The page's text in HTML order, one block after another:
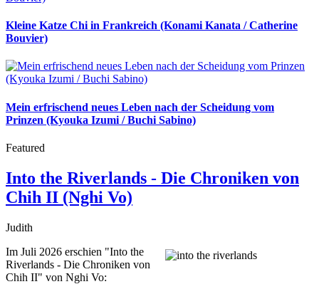
Kleine Katze Chi in Frankreich (Konami Kanata / Catherine
Bouvier)
Mein erfrischend neues Leben nach der Scheidung vom
Prinzen (Kyouka Izumi / Buchi Sabino)
Featured
Into the Riverlands - Die Chroniken von
Chih II (Nghi Vo)
Judith
Im Juli 2026 erschien "Into the
Riverlands - Die Chroniken von
Chih II" von Nghi Vo: